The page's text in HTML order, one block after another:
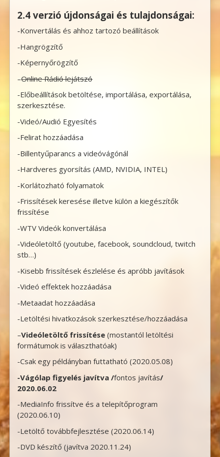
2.4 verzió újdonságai és tulajdonságai:
-Konvertálás és ahhoz tartozó beállítások
-Hangrögzítő
-Képernyőrögzítő
–Online Rádió lejátszó
-Előbeállítások betöltése, importálása, exportálása,
szerkesztése.
-Videó/Audió Egyesítés
-Felirat hozzáadása
-Billentyűparancs a videóvágónál
-Hardveres gyorsítás (AMD, NVIDIA, INTEL)
-Korlátozható folyamatok
-Frissítések keresése illetve külön a kiegészítők
frissítése
-WTV Videók konvertálása
-Videóletöltő (youtube, facebook, soundcloud, twitch
stb…)
-Kisebb frissítések észlelése és apróbb javítások
-Videó effektek hozzáadása
-Metaadat hozzáadása
-Letöltési hivatkozások szerkesztése/hozzáadása
–Videóletöltő frissítése (mostantól letöltési
formátumok is választhatóak)
-Csak egy példányban futtatható (2020.05.08)
-Vágólap figyelés javítva /fontos javítás/
2020.06.02
-MediaInfo frissítve és a telepítőprogram
(2020.06.10)
-Letöltő továbbfejlesztése (2020.06.14)
-DVD készítő (javítva 2020.11.24)